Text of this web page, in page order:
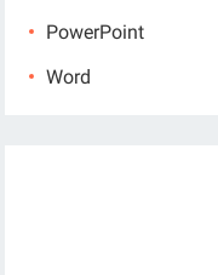
PowerPoint
Word